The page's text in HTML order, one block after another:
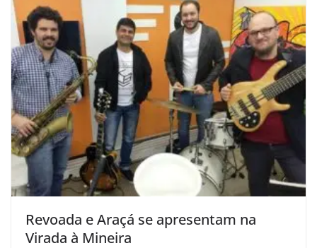
Revoada e Araçá se apresentam na
Virada à Mineira